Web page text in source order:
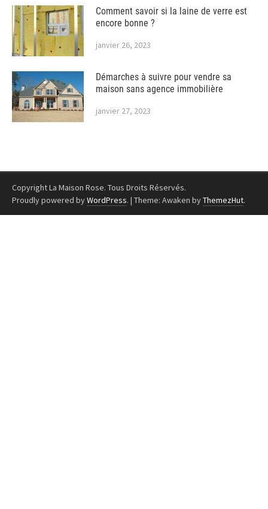
Comment savoir si la laine de verre est
encore bonne ?
janvier 26, 2023
Démarches à suivre pour vendre sa
maison sans agence immobilière
janvier 27, 2023
Copyright La Maison Rose. Tous Droits Réservés.
Proudly powered byWordPress. | Theme: Awaken byThemezHut.